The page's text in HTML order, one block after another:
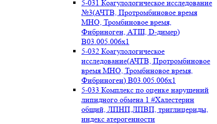
5-031 Коагулологическое исследование
№3(АЧТВ, Протромбиновое время
МНО, Тромбиновое время,
Фибриноген, АТIII, D-димер)
B03.005.006x1
5-032 Коагулологическое
исследование(АЧТВ, Протромбиновое
время МНО, Тромбиновое время,
Фибриноген) B03.005.006x1
5-033 Комплекс по оценке нарушений
липидного обмена 1 #Халестерин
общий, ЛПНП,ЛПВП, триглицериды,
индекс атерогенности